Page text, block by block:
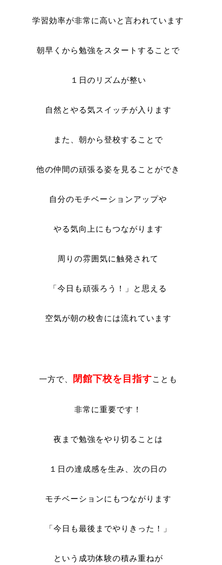
学習効率が非常に高いと言われています
朝早くから勉強をスタートすることで
１日のリズムが整い
自然とやる気スイッチが入ります
また、朝から登校することで
他の仲間の頑張る姿を見ることができ
自分のモチベーションアップや
やる気向上にもつながります
周りの雰囲気に触発されて
「今日も頑張ろう！」と思える
空気が朝の校舎には流れています
一方で、 閉館下校を目指すことも
非常に重要です！
夜まで勉強をやり切ることは
１日の達成感を生み、次の日の
モチベーションにもつながります
「今日も最後までやりきった！」
という成功体験の積み重ねが